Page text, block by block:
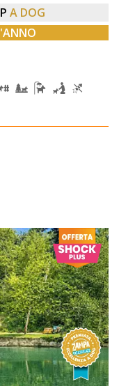
A DOG